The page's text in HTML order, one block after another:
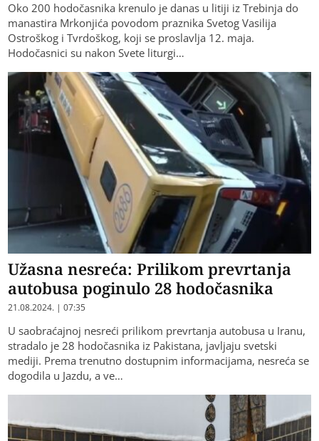
Oko 200 hodočasnika krenulo je danas u litiji iz Trebinja do
manastira Mrkonjića povodom praznika Svetog Vasilija
Ostroškog i Tvrdoškog, koji se proslavlja 12. maja.
Hodočasnici su nakon Svete liturgi…
Užasna nesreća: Prilikom prevrtanja
autobusa poginulo 28 hodočasnika
21.08.2024. | 07:35
U saobraćajnoj nesreći prilikom prevrtanja autobusa u Iranu,
stradalo je 28 hodočasnika iz Pakistana, javljaju svetski
mediji. Prema trenutno dostupnim informacijama, nesreća se
dogodila u Jazdu, a ve…